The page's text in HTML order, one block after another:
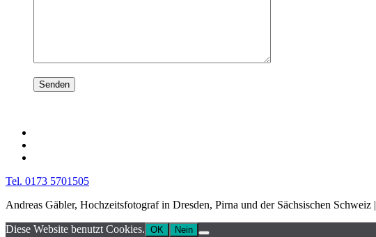
Tel. 0173 5701505
Andreas Gäbler, Hochzeitsfotograf in Dresden, Pirna und der Sächsischen Schweiz |
Diese Website benutzt Cookies. OK Nein